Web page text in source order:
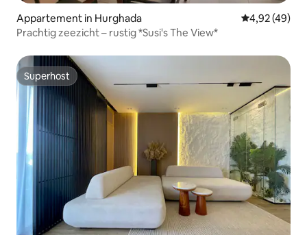
Appartement in Hurghada Gemiddelde
4,92 (49)
Prachtig zeezicht – rustig *Susi's The View*
Superhost
Superhost